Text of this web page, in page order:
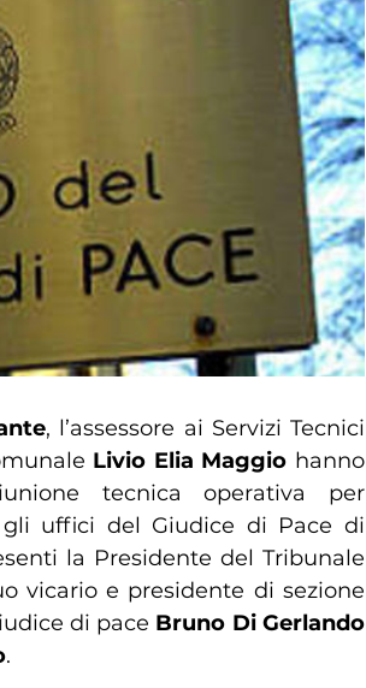
, l’assessore ai Servizi Tecnici
Livio Elia Maggio hanno
tecnica operativa per
uffici del Giudice di Pace di
la Presidente del Tribunale
vicario e presidente di sezione
di pace Bruno Di Gerlando
.